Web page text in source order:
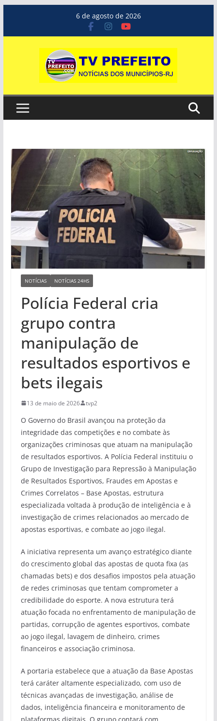
o
6 de agosto de 2026
NOTÍCIAS NOTÍCIAS 24HS
Polícia Federal cria
grupo contra
manipulação de
resultados esportivos e
bets ilegais
13 de maio de 2026 tvp2
O Governo do Brasil avançou na proteção da
integridade das competições e no combate às
organizações criminosas que atuam na manipulação
de resultados esportivos. A Polícia Federal instituiu o
Grupo de Investigação para Repressão à Manipulação
de Resultados Esportivos, Fraudes em Apostas e
Crimes Correlatos – Base Apostas, estrutura
especializada voltada à produção de inteligência e à
investigação de crimes relacionados ao mercado de
apostas esportivas, e combate ao jogo ilegal.
A iniciativa representa um avanço estratégico diante
do crescimento global das apostas de quota fixa (as
chamadas bets) e dos desafios impostos pela atuação
de redes criminosas que tentam comprometer a
credibilidade do esporte. A nova estrutura terá
atuação focada no enfrentamento de manipulação de
partidas, corrupção de agentes esportivos, combate
ao jogo ilegal, lavagem de dinheiro, crimes
financeiros e associação criminosa.
A portaria estabelece que a atuação da Base Apostas
terá caráter altamente especializado, com uso de
técnicas avançadas de investigação, análise de
dados, inteligência financeira e monitoramento de